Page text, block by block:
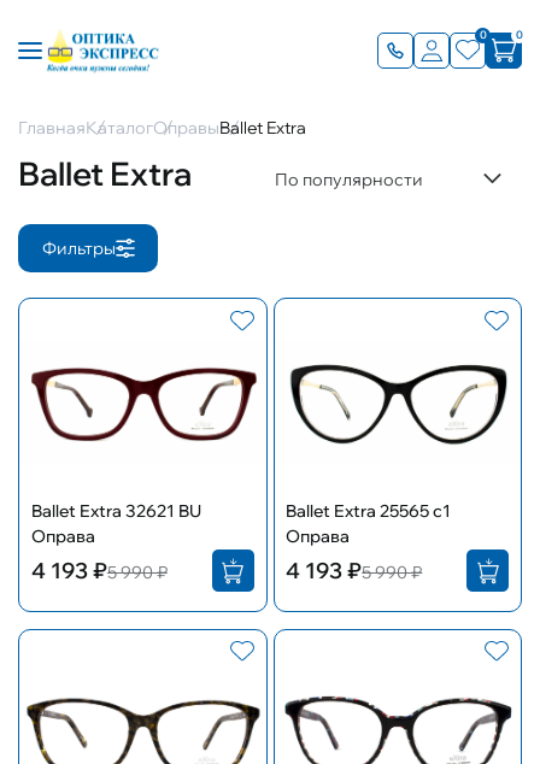
0 0
ГлавнаяКаталогОправыBallet Extra
Ballet Extra По популярности
Фильтры
Ballet Extra 32621 BU
Оправа
4 193 ₽5 990 ₽
Ballet Extra 25565 c1
Оправа
4 193 ₽5 990 ₽